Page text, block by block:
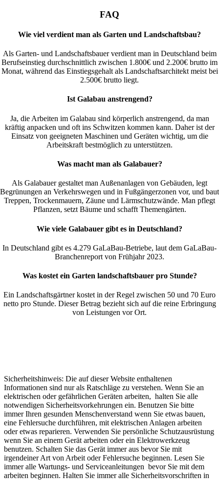
FAQ
Wie viel verdient man als Garten und Landschaftsbau?
Als Garten- und Landschaftsbauer verdient man in Deutschland beim
Berufseinstieg durchschnittlich zwischen 1.800€ und 2.200€ brutto im
Monat, während das Einstiegsgehalt als Landschaftsarchitekt meist bei
2.500€ brutto liegt.
Ist Galabau anstrengend?
Ja, die Arbeiten im Galabau sind körperlich anstrengend, da man
kräftig anpacken und oft ins Schwitzen kommen kann. Daher ist der
Einsatz von geeigneten Maschinen und Geräten wichtig, um die
Arbeitskraft bestmöglich zu unterstützen.
Was macht man als Galabauer?
Als Galabauer gestaltet man Außenanlagen von Gebäuden, legt
Begrünungen an Verkehrswegen und in Fußgängerzonen vor, und baut
Treppen, Trockenmauern, Zäune und Lärmschutzwände. Man pflegt
Pflanzen, setzt Bäume und schafft Themengärten.
Wie viele Galabauer gibt es in Deutschland?
In Deutschland gibt es 4.279 GaLaBau-Betriebe, laut dem GaLaBau-
Branchenreport von Frühjahr 2023.
Was kostet ein Garten landschaftsbauer pro Stunde?
Ein Landschaftsgärtner kostet in der Regel zwischen 50 und 70 Euro
netto pro Stunde. Dieser Betrag bezieht sich auf die reine Erbringung
von Leistungen vor Ort.
Sicherheitshinweis: Die auf dieser Website enthaltenen
Informationen sind nur als Ratschläge zu verstehen. Wenn Sie an
elektrischen oder gefährlichen Geräten arbeiten, halten Sie alle
notwendigen Sicherheitsvorkehrungen ein. Benutzen Sie bitte
immer Ihren gesunden Menschenverstand wenn Sie etwas bauen,
eine Fehlersuche durchführen, mit elektrischen Anlagen arbeiten
oder etwas reparieren. Verwenden Sie persönliche Schutzausrüstung
wenn Sie an einem Gerät arbeiten oder ein Elektrowerkzeug
benutzen. Schalten Sie das Gerät immer aus bevor Sie mit
irgendeiner Art von Arbeit oder Fehlersuche beginnen. Lesen Sie
immer alle Wartungs- und Serviceanleitungen bevor Sie mit dem
arbeiten beginnen. Halten Sie immer alle Sicherheitsvorschriften in